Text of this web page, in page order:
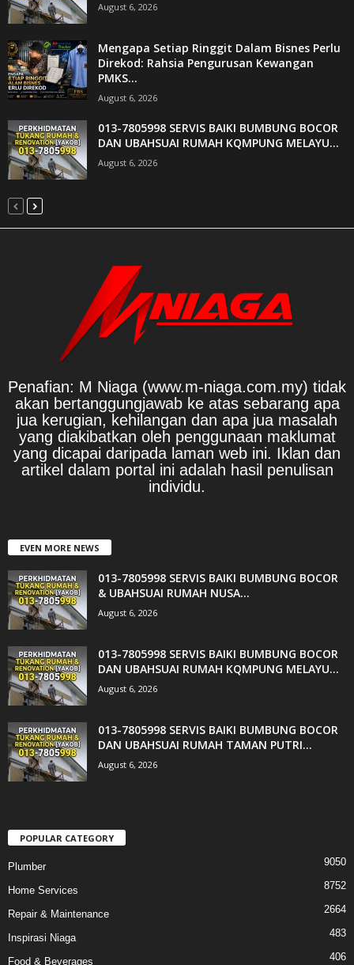
August 6, 2026
Mengapa Setiap Ringgit Dalam Bisnes Perlu
Direkod: Rahsia Pengurusan Kewangan
PMKS...
August 6, 2026
013-7805998 SERVIS BAIKI BUMBUNG BOCOR
DAN UBAHSUAI RUMAH KQMPUNG MELAYU...
August 6, 2026
Penafian: M Niaga (www.m-niaga.com.my) tidak
akan bertanggungjawab ke atas sebarang apa
jua kerugian, kehilangan dan apa jua masalah
yang diakibatkan oleh penggunaan maklumat
yang dicapai daripada laman web ini. Iklan dan
artikel dalam portal ini adalah hasil penulisan
individu.
EVEN MORE NEWS
013-7805998 SERVIS BAIKI BUMBUNG BOCOR
& UBAHSUAI RUMAH NUSA...
August 6, 2026
013-7805998 SERVIS BAIKI BUMBUNG BOCOR
DAN UBAHSUAI RUMAH KQMPUNG MELAYU...
August 6, 2026
013-7805998 SERVIS BAIKI BUMBUNG BOCOR
DAN UBAHSUAI RUMAH TAMAN PUTRI...
August 6, 2026
POPULAR CATEGORY
Plumber 9050
Home Services 8752
Repair & Maintenance 2664
Inspirasi Niaga 483
Food & Beverages 406